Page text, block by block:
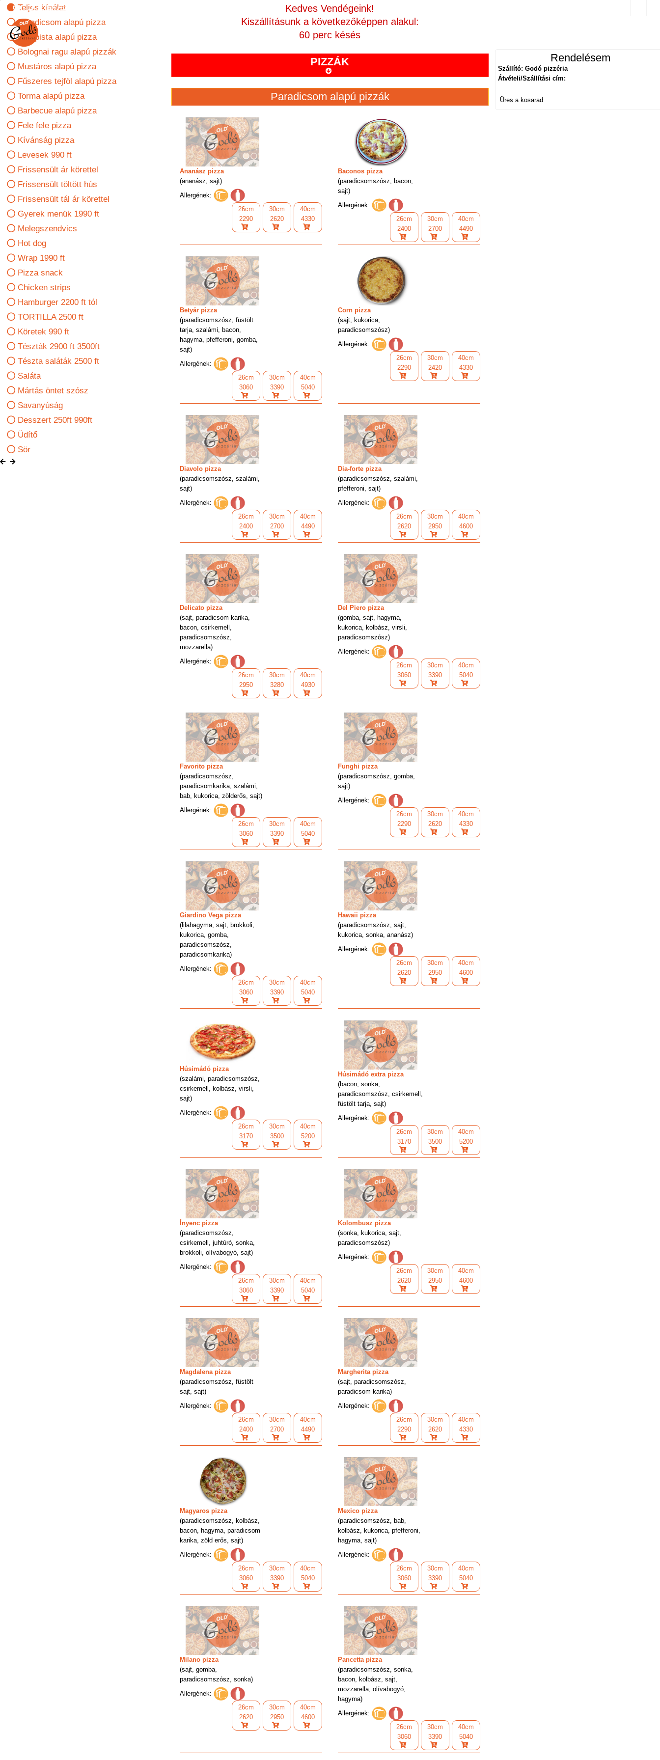
36 (30) / 526 61 62
Házhozszállítás Főoldal Étlap Rólunk Belépés
Teljes kínálat
Paradicsom alapú pizza
Erőspista alapú pizza
Bolognai ragu alapú pizzák
Mustáros alapú pizza
Fűszeres tejföl alapú pizza
Torma alapú pizza
Barbecue alapú pizza
Fele fele pizza
Kívánság pizza
Levesek 990 ft
Frissensült ár körettel
Frissensült töltött hús
Frissensült tál ár körettel
Gyerek menük 1990 ft
Melegszendvics
Hot dog
Wrap 1990 ft
Pizza snack
Chicken strips
Hamburger 2200 ft tól
TORTILLA 2500 ft
Köretek 990 ft
Tészták 2900 ft 3500ft
Tészta saláták 2500 ft
Saláta
Mártás öntet szósz
Savanyúság
Desszert 250ft 990ft
Üdítő
Sör
Kedves Vendégeink!
Kiszállításunk a következőképpen alakul:
60 perc késés
PIZZÁK
Paradicsom alapú pizzák
Ananász pizza
(ananász, sajt)
Allergének:
26cm
2290
30cm
2620
40cm
4330
Baconos pizza
(paradicsomszósz, bacon,
sajt)
Allergének:
26cm
2400
30cm
2700
40cm
4490
Betyár pizza
(paradicsomszósz, füstölt
tarja, szalámi, bacon,
hagyma, pfefferoni, gomba,
sajt)
Allergének:
26cm
3060
30cm
3390
40cm
5040
Corn pizza
(sajt, kukorica,
paradicsomszósz)
Allergének:
26cm
2290
30cm
2420
40cm
4330
Diavolo pizza
(paradicsomszósz, szalámi,
sajt)
Allergének:
26cm
2400
30cm
2700
40cm
4490
Dia-forte pizza
(paradicsomszósz, szalámi,
pfefferoni, sajt)
Allergének:
26cm
2620
30cm
2950
40cm
4600
Delicato pizza
(sajt, paradicsom karika,
bacon, csirkemell,
paradicsomszósz,
mozzarella)
Allergének:
26cm
2950
30cm
3280
40cm
4930
Del Piero pizza
(gomba, sajt, hagyma,
kukorica, kolbász, virsli,
paradicsomszósz)
Allergének:
26cm
3060
30cm
3390
40cm
5040
Favorito pizza
(paradicsomszósz,
paradicsomkarika, szalámi,
bab, kukorica, zölderős, sajt)
Allergének:
26cm
3060
30cm
3390
40cm
5040
Funghi pizza
(paradicsomszósz, gomba,
sajt)
Allergének:
26cm
2290
30cm
2620
40cm
4330
Giardino Vega pizza
(lilahagyma, sajt, brokkoli,
kukorica, gomba,
paradicsomszósz,
paradicsomkarika)
Allergének:
26cm
3060
30cm
3390
40cm
5040
Hawaii pizza
(paradicsomszósz, sajt,
kukorica, sonka, ananász)
Allergének:
26cm
2620
30cm
2950
40cm
4600
Húsimádó pizza
(szalámi, paradicsomszósz,
csirkemell, kolbász, virsli,
sajt)
Allergének:
26cm
3170
30cm
3500
40cm
5200
Húsimádó extra pizza
(bacon, sonka,
paradicsomszósz, csirkemell,
füstölt tarja, sajt)
Allergének:
26cm
3170
30cm
3500
40cm
5200
Ínyenc pizza
(paradicsomszósz,
csirkemell, juhtúró, sonka,
brokkoli, olívabogyó, sajt)
Allergének:
26cm
3060
30cm
3390
40cm
5040
Kolombusz pizza
(sonka, kukorica, sajt,
paradicsomszósz)
Allergének:
26cm
2620
30cm
2950
40cm
4600
Magdalena pizza
(paradicsomszósz, füstölt
sajt, sajt)
Allergének:
26cm
2400
30cm
2700
40cm
4490
Margherita pizza
(sajt, paradicsomszósz,
paradicsom karika)
Allergének:
26cm
2290
30cm
2620
40cm
4330
Magyaros pizza
(paradicsomszósz, kolbász,
bacon, hagyma, paradicsom
karika, zöld erős, sajt)
Allergének:
26cm
3060
30cm
3390
40cm
5040
Mexico pizza
(paradicsomszósz, bab,
kolbász, kukorica, pfefferoni,
hagyma, sajt)
Allergének:
26cm
3060
30cm
3390
40cm
5040
Milano pizza
(sajt, gomba,
paradicsomszósz, sonka)
Allergének:
26cm
2620
30cm
2950
40cm
4600
Pancetta pizza
(paradicsomszósz, sonka,
bacon, kolbász, sajt,
mozzarella, olívabogyó,
hagyma)
Allergének:
26cm
3060
30cm
3390
40cm
5040
Rendelésem
Szállító: Godó pizzéria
Átvételi/Szállítási cím:
Üres a kosarad